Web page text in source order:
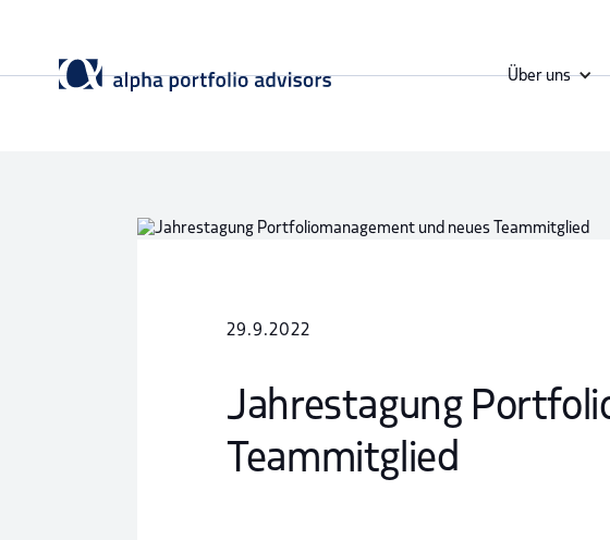
Über uns
29.9.2022
Jahrestagung
Teammitglied